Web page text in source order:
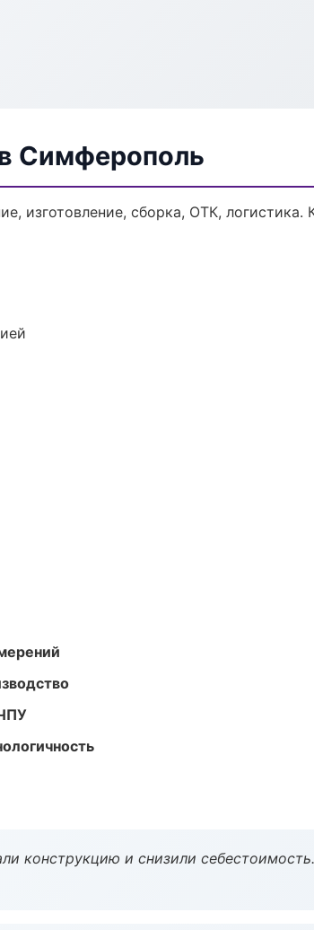
Симферополь
изготовление, сборка, ОТК,
конструкцию и снизили себестоимость.